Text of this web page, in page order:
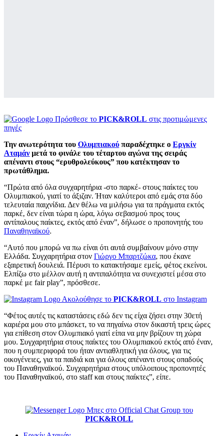
Πρόσθεσε το PICK&ROLL στις προτιμώμενες
πηγές
Την ανωτερότητα του Ολυμπιακού παραδέχτηκε ο Εργκίν
Αταμάν μετά το φινάλε του τέταρτου αγώνα της σειράς
απέναντι στους “ερυθρολεύκους” που κατέκτησαν το
πρωτάθλημα.
“Πρώτα από όλα συγχαρητήρια -στο παρκέ- στους παίκτες του
Ολυμπιακού, γιατί το άξιζαν. Ήταν καλύτεροι από εμάς στα δύο
τελευταία παιχνίδια. Δεν θέλω να μιλήσω για τα πράγματα εκτός
παρκέ, δεν είναι τώρα η ώρα, λόγω σεβασμού προς τους
αντίπαλους παίκτες, εκτός από έναν”, δήλωσε ο προπονητής του
Παναθηναϊκού.
“Αυτό που μπορώ να πω είναι ότι αυτά συμβαίνουν μόνο στην
Ελλάδα. Συγχαρητήρια στον Γιώργο Μπαρτζώκα, που έκανε
εξαιρετική δουλειά. Πέρυσι το κατακτήσαμε εμείς, φέτος εκείνοι.
Ελπίζω στο μέλλον αυτή η αντιπαλότητα να συνεχιστεί μέσα στο
παρκέ με fair play”, πρόσθεσε.
Ακολούθησε το PICK&ROLL στο Instagram
“Φέτος αυτές τις καταστάσεις εδώ δεν τις είχα ζήσει στην 30ετή
καριέρα μου στο μπάσκετ, το να πηγαίνω στον δικαστή τρεις ώρες
για επίθεση στον Ολυμπιακό γιατί είπα να μην βρίζουν τη χώρα
μου. Συγχαρητήρια στους παίκτες του Ολυμπιακού εκτός από έναν,
που η συμπεριφορά του ήταν αντιαθλητική για όλους, για τις
οικογένειες, για τα παιδιά και για όλους απέναντι στους οπαδούς
του Παναθηναϊκού. Συγχαρητήρια στους υπόλοιπους προπονητές
του Παναθηναϊκού, στο staff και στους παίκτες”, είπε.
Μπες στο Official Chat Group του
PICK&ROLL